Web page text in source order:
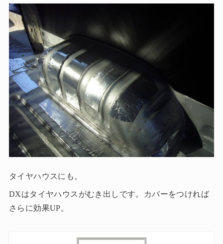
タイヤハウスにも。
DXはタイヤハウスがむき出しです。カバーをつければ
さらに効果UP。